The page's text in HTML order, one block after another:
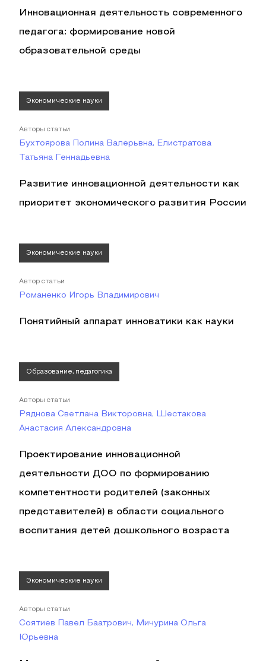
Инновационная деятельность современного
педагога: формирование новой
образовательной среды
Экономические науки
Авторы статьи
Бухтоярова Полина Валерьвна, Елистратова
Татьяна Геннадьевна
Развитие инновационной деятельности как
приоритет экономического развития России
Экономические науки
Автор статьи
Романенко Игорь Владимирович
Понятийный аппарат инноватики как науки
Образование, педагогика
Авторы статьи
Ряднова Светлана Викторовна, Шестакова
Анастасия Александровна
Проектирование инновационной
деятельности ДОО по формированию
компетентности родителей (законных
представителей) в области социального
воспитания детей дошкольного возраста
Экономические науки
Авторы статьи
Соятиев Павел Баатрович, Мичурина Ольга
Юрьевна